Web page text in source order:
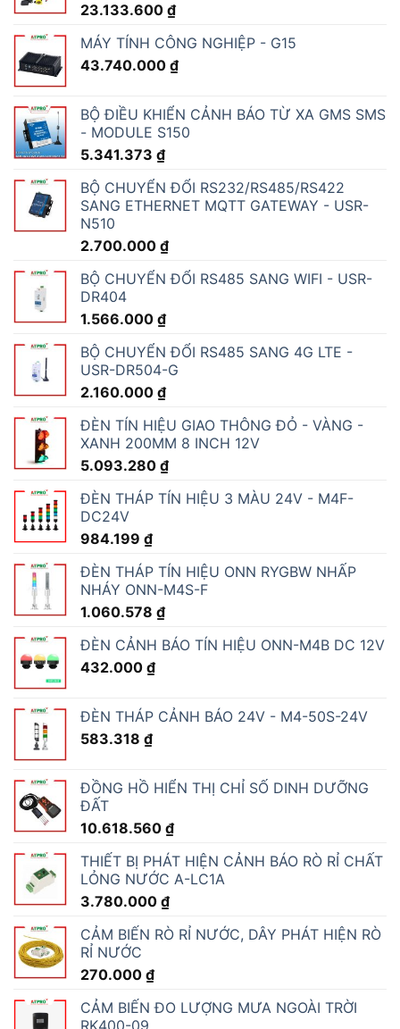
23.133.600 ₫
MÁY TÍNH CÔNG NGHIỆP - G15
43.740.000 ₫
BỘ ĐIỀU KHIỂN CẢNH BÁO TỪ XA GMS SMS
- MODULE S150
5.341.373 ₫
BỘ CHUYỂN ĐỔI RS232/RS485/RS422
SANG ETHERNET MQTT GATEWAY - USR-
N510
2.700.000 ₫
BỘ CHUYỂN ĐỔI RS485 SANG WIFI - USR-
DR404
1.566.000 ₫
BỘ CHUYỂN ĐỔI RS485 SANG 4G LTE -
USR-DR504-G
2.160.000 ₫
ĐÈN TÍN HIỆU GIAO THÔNG ĐỎ - VÀNG -
XANH 200MM 8 INCH 12V
5.093.280 ₫
ĐÈN THÁP TÍN HIỆU 3 MÀU 24V - M4F-
DC24V
984.199 ₫
ĐÈN THÁP TÍN HIỆU ONN RYGBW NHẤP
NHÁY ONN-M4S-F
1.060.578 ₫
ĐÈN CẢNH BÁO TÍN HIỆU ONN-M4B DC 12V
432.000 ₫
ĐÈN THÁP CẢNH BÁO 24V - M4-50S-24V
583.318 ₫
ĐỒNG HỒ HIỂN THỊ CHỈ SỐ DINH DƯỠNG
ĐẤT
10.618.560 ₫
THIẾT BỊ PHÁT HIỆN CẢNH BÁO RÒ RỈ CHẤT
LỎNG NƯỚC A-LC1A
3.780.000 ₫
CẢM BIẾN RÒ RỈ NƯỚC, DÂY PHÁT HIỆN RÒ
RỈ NƯỚC
270.000 ₫
CẢM BIẾN ĐO LƯỢNG MƯA NGOÀI TRỜI
RK400-09